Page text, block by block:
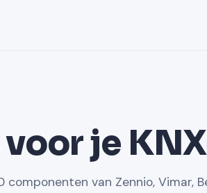
je
componenten van Zennio, Vimar,